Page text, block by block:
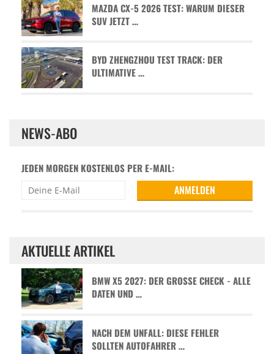
MAZDA CX-5 2026 TEST: WARUM DIESER
SUV JETZT …
BYD ZHENGZHOU TEST TRACK: DER
ULTIMATIVE …
NEWS-ABO
JEDEN MORGEN KOSTENLOS PER E-MAIL:
AKTUELLE ARTIKEL
BMW X5 2027: DER GROSSE CHECK - ALLE D
ATEN UND …
NACH DEM UNFALL: DIESE FEHLER
SOLLTEN AUTOFAHRER …